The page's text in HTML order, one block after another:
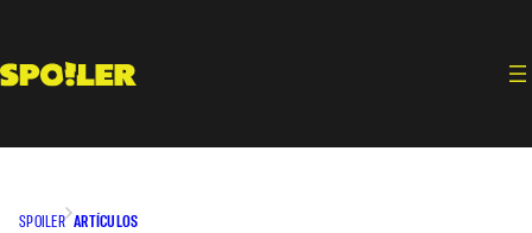
contenido
SPOILER ARTÍCULOS